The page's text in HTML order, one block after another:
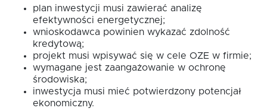
plan inwestycji musi zawierać analizę
efektywności energetycznej;
wnioskodawca powinien wykazać zdolność
kredytową;
projekt musi wpisywać się w cele OZE w firmie;
wymagane jest zaangażowanie w ochronę
środowiska;
inwestycja musi mieć potwierdzony potencjał
ekonomiczny.